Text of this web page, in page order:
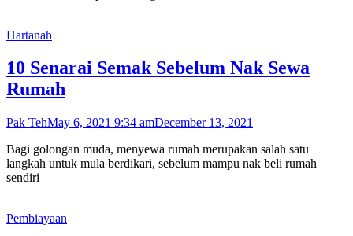
Hartanah
10 Senarai Semak Sebelum Nak Sewa
Rumah
Pak TehMay 6, 2021 9:34 amDecember 13, 2021
Bagi golongan muda, menyewa rumah merupakan salah satu
langkah untuk mula berdikari, sebelum mampu nak beli rumah
sendiri
Pembiayaan